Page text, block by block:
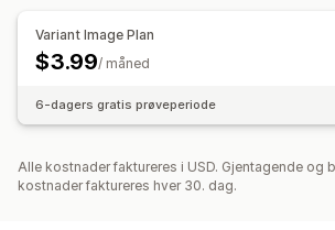
Variant Image Plan
$3.99/ måned
6-dagers gratis prøveperiode
Alle kostnader faktureres i USD. Gjentagende og
kostnader faktureres hver 30. dag.